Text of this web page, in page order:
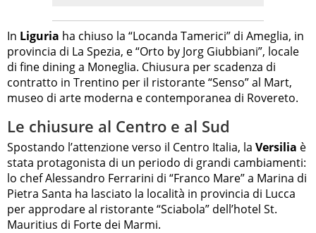
In Liguria ha chiuso la “Locanda Tamerici” di Ameglia, in
provincia di La Spezia, e “Orto by Jorg Giubbiani”, locale
di fine dining a Moneglia. Chiusura per scadenza di
contratto in Trentino per il ristorante “Senso” al Mart,
museo di arte moderna e contemporanea di Rovereto.
Le chiusure al Centro e al Sud
Spostando l’attenzione verso il Centro Italia, la Versilia è
stata protagonista di un periodo di grandi cambiamenti:
lo chef Alessandro Ferrarini di “Franco Mare” a Marina di
Pietra Santa ha lasciato la località in provincia di Lucca
per approdare al ristorante “Sciabola” dell’hotel St.
Mauritius di Forte dei Marmi.